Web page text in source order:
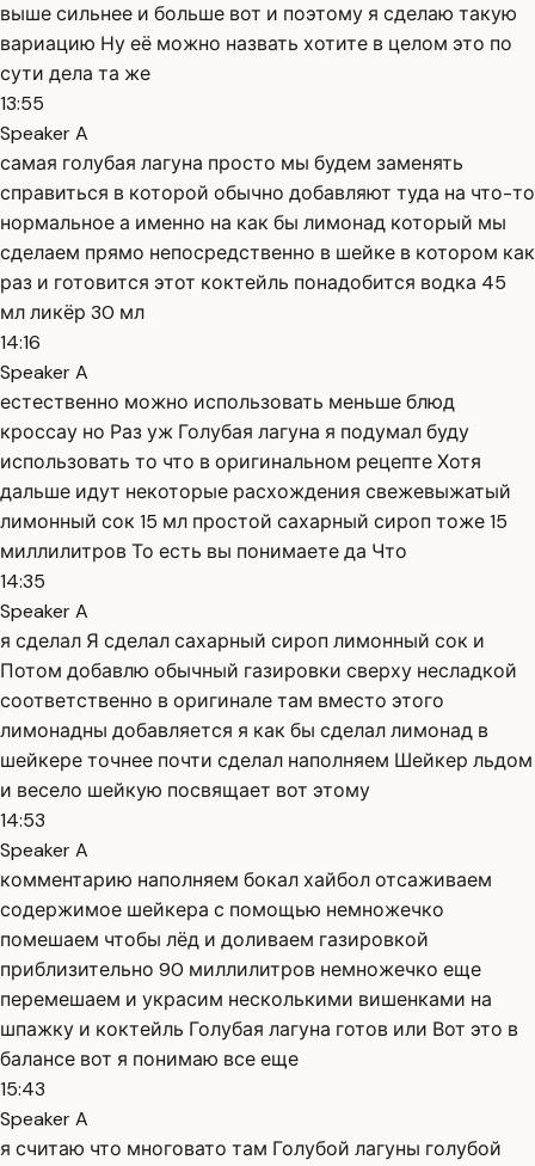
выше сильнее и больше вот и поэтому я сделаю такую
вариацию Ну её можно назвать хотите в целом это по
сути дела та же
13:55
Speaker A
самая голубая лагуна просто мы будем заменять
справиться в которой обычно добавляют туда на что-то
нормальное а именно на как бы лимонад который мы
сделаем прямо непосредственно в шейке в котором как
раз и готовится этот коктейль понадобится водка 45
мл ликёр 30 мл
14:16
Speaker A
естественно можно использовать меньше блюд
кроссау но Раз уж Голубая лагуна я подумал буду
использовать то что в оригинальном рецепте Хотя
дальше идут некоторые расхождения свежевыжатый
лимонный сок 15 мл простой сахарный сироп тоже 15
миллилитров То есть вы понимаете да Что
14:35
Speaker A
я сделал Я сделал сахарный сироп лимонный сок и
Потом добавлю обычный газировки сверху несладкой
соответственно в оригинале там вместо этого
лимонадны добавляется я как бы сделал лимонад в
шейкере точнее почти сделал наполняем Шейкер льдом
и весело шейкую посвящает вот этому
14:53
Speaker A
комментарию наполняем бокал хайбол отсаживаем
содержимое шейкера с помощью немножечко
помешаем чтобы лёд и доливаем газировкой
приблизительно 90 миллилитров немножечко еще
перемешаем и украсим несколькими вишенками на
шпажку и коктейль Голубая лагуна готов или Вот это в
балансе вот я понимаю все еще
15:43
Speaker A
я считаю что многовато там Голубой лагуны голубой